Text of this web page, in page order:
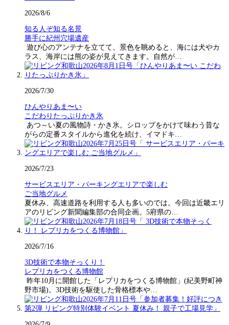
2026/8/6
知る人ぞ知る名景
勝手に紀州穴場遺産
遊び心のアンテナを立てて、景色を眺めると、海には犬やカ
ラス、海岸には熊の姿が見えてきます。自然が…
2026/7/30
ひんやりあま〜い
こだわりたっぷりかき氷
あつ～い夏の風物詩・かき氷。シロップをかけて味わう昔な
がらの定番スタイルから進化を続け、イマドキ…
2026/7/23
サービスエリア・パーキングエリアで楽しむ
ご当地グルメ
夏休み、高速道路を利用する人も多いのでは。今回は近畿エリ
アのリビング新聞編集部の合同企画。5府県の…
2026/7/16
3D技術で本物そっくり！
レプリカをつくる博物館
昨年10月に開館した「レプリカをつくる博物館」(紀美野町神
野市場)。3D技術を駆使した骨格標本や…